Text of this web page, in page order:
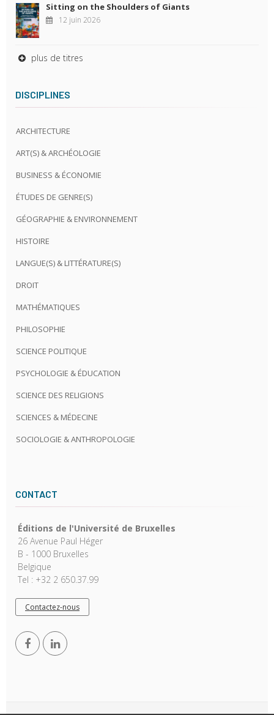
Sitting on the Shoulders of Giants
12 juin 2026
plus de titres
DISCIPLINES
ARCHITECTURE
ART(S) & ARCHÉOLOGIE
BUSINESS & ÉCONOMIE
ÉTUDES DE GENRE(S)
GÉOGRAPHIE & ENVIRONNEMENT
HISTOIRE
LANGUE(S) & LITTÉRATURE(S)
DROIT
MATHÉMATIQUES
PHILOSOPHIE
SCIENCE POLITIQUE
PSYCHOLOGIE & ÉDUCATION
SCIENCE DES RELIGIONS
SCIENCES & MÉDECINE
SOCIOLOGIE & ANTHROPOLOGIE
CONTACT
Éditions de l'Université de Bruxelles
26 Avenue Paul Héger
B - 1000 Bruxelles
Belgique
Tel : +32 2 650.37.99
Contactez-nous